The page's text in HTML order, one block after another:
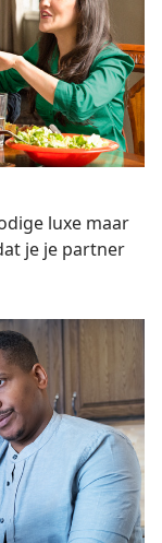
luxe maar
je je partner